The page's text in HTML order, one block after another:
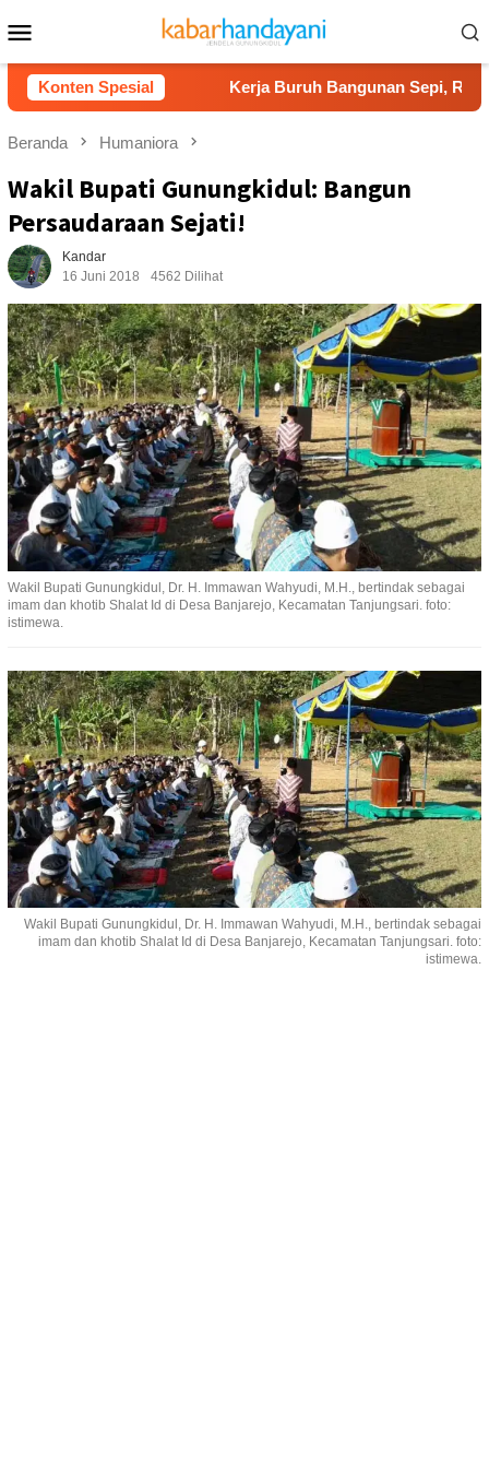
ke
kontenMobile
Konten Spesial
2026 Kerja Buruh Bangunan Sepi, Roni Banting
Beranda Humaniora
Wakil Bupati Gunungkidul: Bangun
Persaudaraan Sejati!
Kandar
16 Juni 2018
4562 Dilihat
Wakil Bupati Gunungkidul, Dr. H. Immawan Wahyudi, M.H., bertindak sebagai
imam dan khotib Shalat Id di Desa Banjarejo, Kecamatan Tanjungsari. foto:
istimewa.
Wakil Bupati Gunungkidul, Dr. H. Immawan Wahyudi, M.H., bertindak sebagai
imam dan khotib Shalat Id di Desa Banjarejo, Kecamatan Tanjungsari. foto:
istimewa.